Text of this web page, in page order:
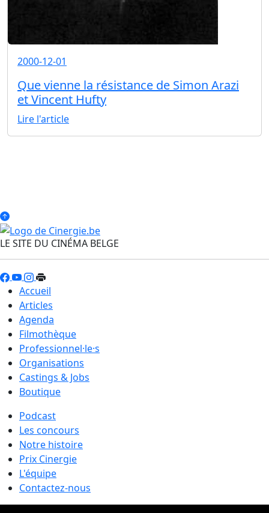
2000-12-01
Que vienne la résistance de Simon Arazi
et Vincent Hufty
Lire l'article
LE SITE DU CINÉMA BELGE
Accueil
Articles
Agenda
Filmothèque
Professionnel·le·s
Organisations
Castings & Jobs
Boutique
Podcast
Les concours
Notre histoire
Prix Cinergie
L'équipe
Contactez-nous